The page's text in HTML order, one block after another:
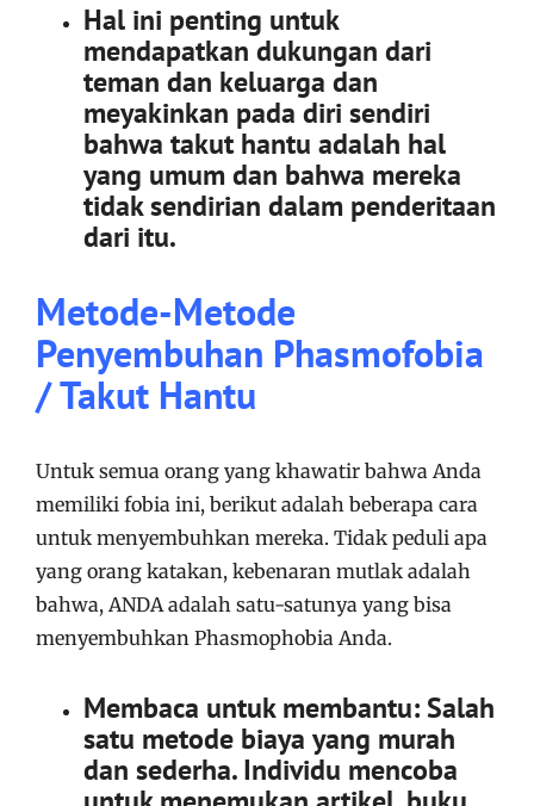
Hal ini penting untuk
mendapatkan dukungan dari
teman dan keluarga dan
meyakinkan pada diri sendiri
bahwa takut hantu adalah hal
yang umum dan bahwa mereka
tidak sendirian dalam penderitaan
dari itu.
Metode-Metode
Penyembuhan Phasmofobia
/ Takut Hantu
Untuk semua orang yang khawatir bahwa Anda
memiliki fobia ini, berikut adalah beberapa cara
untuk menyembuhkan mereka. Tidak peduli apa
yang orang katakan, kebenaran mutlak adalah
bahwa, ANDA adalah satu-satunya yang bisa
menyembuhkan Phasmophobia Anda.
Membaca untuk membantu:Salah
satu metode biaya yang murah
dan sederha. Individu mencoba